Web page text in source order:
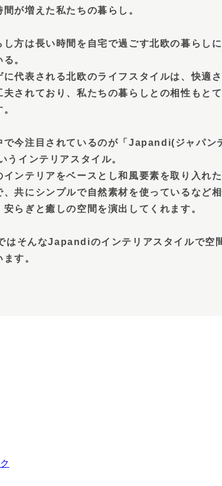
間が増えた私たちの暮らし。
し方は長い時間を自宅で過ごす北欧の暮らし
。
に代表される北欧のライフスタイルは、快適
夫されており、私たちの暮らしとの相性もとて
で今注目されているのが「Japandi(ジャパン
うインテリアスタイル。
インテリアをベースとし和風要素を取り入れ
、共にシンプルで自然素材を使っているなど
安らぎと癒しの空間を演出してくれます。
はそんなJapandiのインテリアスタイルで空
す。